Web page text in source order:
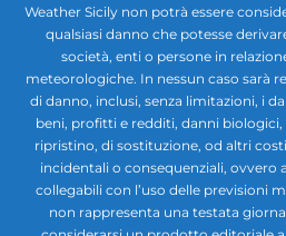
Weather Sicily non potrà essere
qualsiasi danno che potesse
società, enti o persone in
meteorologiche. In nessun caso sarà
di danno, inclusi, senza limitazioni, i
beni, profitti e redditi, danni
ripristino, di sostituzione, od altri
incidentali o consequenziali, ovvero
collegabili con l’uso delle previsioni
non rappresenta una testata